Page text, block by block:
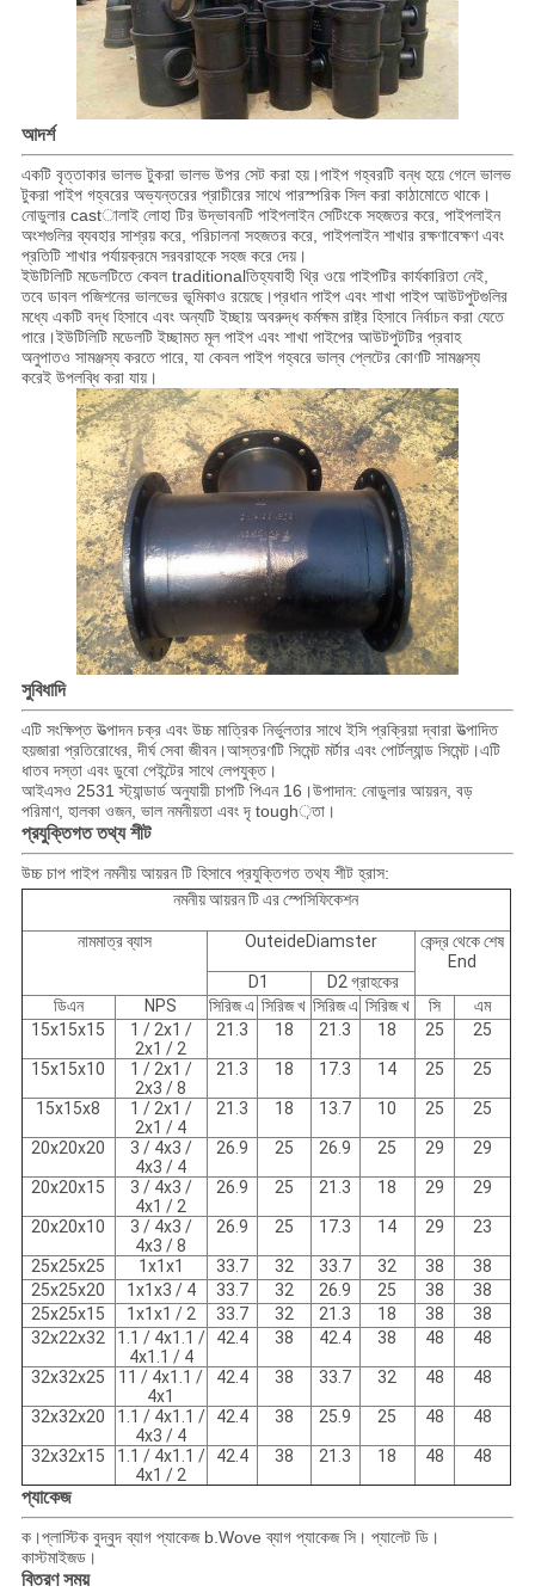
আদর্শ
একটি বৃত্তাকার ভালভ টুকরা ভালভ উপর সেট করা হয়।পাইপ গহ্বরটি বন্ধ হয়ে গেলে ভালভ
টুকরা পাইপ গহ্বরের অভ্যন্তরের প্রাচীরের সাথে পারস্পরিক সিল করা কাঠামোতে থাকে।
নোডুলার castালাই লোহা টির উদ্ভাবনটি পাইপলাইন সেটিংকে সহজতর করে, পাইপলাইন
অংশগুলির ব্যবহার সাশ্রয় করে, পরিচালনা সহজতর করে, পাইপলাইন শাখার রক্ষণাবেক্ষণ এবং
প্রতিটি শাখার পর্যায়ক্রমে সরবরাহকে সহজ করে দেয়।
ইউটিলিটি মডেলটিতে কেবল traditionalতিহ্যবাহী থ্রি ওয়ে পাইপটির কার্যকারিতা নেই,
তবে ডাবল পজিশনের ভালভের ভূমিকাও রয়েছে।প্রধান পাইপ এবং শাখা পাইপ আউটপুটগুলির
মধ্যে একটি বদ্ধ হিসাবে এবং অন্যটি ইচ্ছায় অবরুদ্ধ কর্মক্ষম রাষ্ট্র হিসাবে নির্বাচন করা যেতে
পারে।ইউটিলিটি মডেলটি ইচ্ছামত মূল পাইপ এবং শাখা পাইপের আউটপুটটির প্রবাহ
অনুপাতও সামঞ্জস্য করতে পারে, যা কেবল পাইপ গহ্বরে ভাল্ব প্লেটের কোণটি সামঞ্জস্য
করেই উপলব্ধি করা যায়।
সুবিধাদি
এটি সংক্ষিপ্ত উত্পাদন চক্র এবং উচ্চ মাত্রিক নির্ভুলতার সাথে ইসি প্রক্রিয়া দ্বারা উত্পাদিত
হয়জারা প্রতিরোধের, দীর্ঘ সেবা জীবন।আস্তরণটি সিমেন্ট মর্টার এবং পোর্টল্যান্ড সিমেন্ট।এটি
ধাতব দস্তা এবং ডুবো পেইন্টের সাথে লেপযুক্ত।
আইএসও 2531 স্ট্যান্ডার্ড অনুযায়ী চাপটি পিএন 16।উপাদান: নোডুলার আয়রন, বড়
পরিমাণ, হালকা ওজন, ভাল নমনীয়তা এবং দৃ tough়তা।
প্রযুক্তিগত তথ্য শীট
উচ্চ চাপ পাইপ নমনীয় আয়রন টি হিসাবে প্রযুক্তিগত তথ্য শীট হ্রাস:
নমনীয় আয়রন টি এর স্পেসিফিকেশন
নামমাত্র ব্যাস OuteideDiamster
কেন্দ্র থেকে শেষ
End
D1
D2 গ্রাহকের
ডিএন
NPS সিরিজ এ সিরিজ খ সিরিজ এ সিরিজ খ সি
এম
15x15x15
1 / 2x1 /
2x1 / 2
21.3 18 21.3 18 25 25
15x15x10
1 / 2x1 /
2x3 / 8
21.3 18 17.3 14 25 25
15x15x8
1 / 2x1 /
2x1 / 4
21.3 18 13.7 10 25 25
20x20x20
3 / 4x3 /
4x3 / 4
26.9 25 26.9 25 29 29
20x20x15
3 / 4x3 /
4x1 / 2
26.9 25 21.3 18 29 29
20x20x10
3 / 4x3 /
4x3 / 8
26.9 25 17.3 14 29 23
25x25x25 1x1x1 33.7 32 33.7 32 38
38
25x25x20
1x1x3 / 4 33.7 32 26.9 25 38
38
25x25x15
1x1x1 / 2 33.7 32 21.3 18 38
38
32x22x32
1.1 / 4x1.1 /
4x1.1 / 4
42.4 38 42.4 38 48 48
32x32x25
11 / 4x1.1 /
4x1
42.4 38 33.7 32 48 48
32x32x20
1.1 / 4x1.1 /
4x3 / 4
42.4 38 25.9 25 48 48
32x32x15
1.1 / 4x1.1 /
4x1 / 2
42.4 38 21.3 18 48 48
প্যাকেজ
ক।প্লাস্টিক বুদ্বুদ ব্যাগ প্যাকেজ b.Wove ব্যাগ প্যাকেজ সি। প্যালেট ডি।
কাস্টমাইজড।
বিতরণ সময়